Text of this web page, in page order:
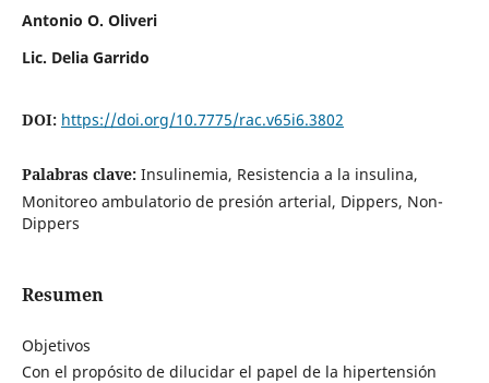
Antonio O. Oliveri
Lic. Delia Garrido
DOI: https://doi.org/10.7775/rac.v65i6.3802
Palabras clave: Insulinemia, Resistencia a la insulina,
Monitoreo ambulatorio de presión arterial, Dippers, Non-
Dippers
Resumen
Objetivos
Con el propósito de dilucidar el papel de la hipertensión